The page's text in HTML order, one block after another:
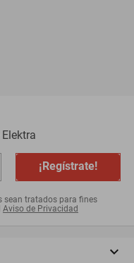
Elektra
¡Regístrate!
sean tratados para fines
Aviso de Privacidad